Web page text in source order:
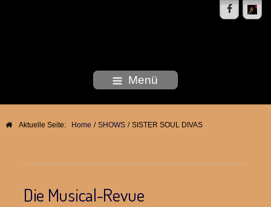
Menü
Aktuelle Seite: Home / SHOWS / SISTER SOUL DIVAS
Die Musical-Revue